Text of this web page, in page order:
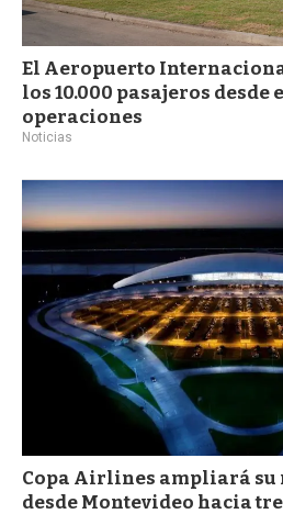
El Aeropuerto
los 10.000 pasajeros desde
operaciones
Noticias
Copa Airlines ampliará su
desde Montevideo hacia